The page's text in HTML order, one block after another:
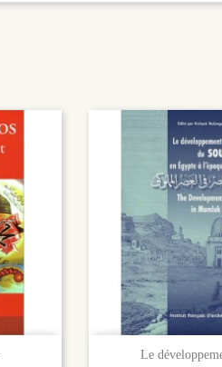
LeAperçu